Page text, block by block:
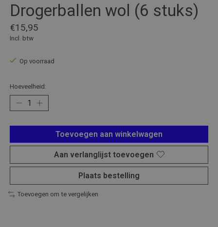
Drogerballen wol (6 stuks)
€15,95
Incl. btw
Op voorraad
Hoeveelheid:
Toevoegen aan winkelwagen
Aan verlanglijst toevoegen
Plaats bestelling
Toevoegen om te vergelijken